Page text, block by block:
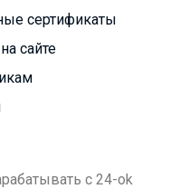
сертификаты
сайте
с 24-ok